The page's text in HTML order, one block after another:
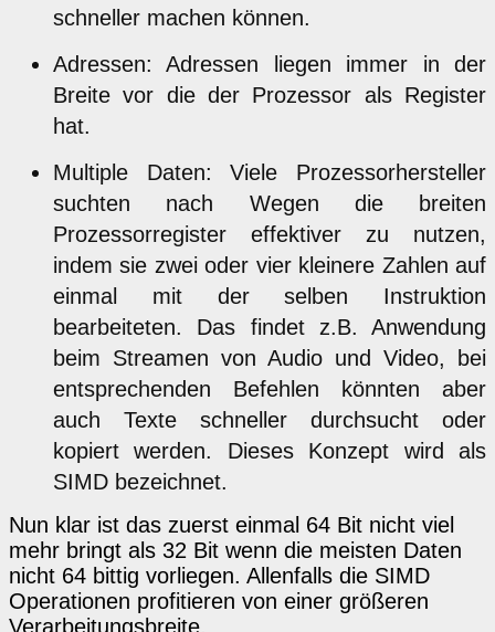
schneller machen können.
Adressen: Adressen liegen immer in der
Breite vor die der Prozessor als Register
hat.
Multiple Daten: Viele Prozessorhersteller
suchten nach Wegen die breiten
Prozessorregister effektiver zu nutzen,
indem sie zwei oder vier kleinere Zahlen auf
einmal mit der selben Instruktion
bearbeiteten. Das findet z.B. Anwendung
beim Streamen von Audio und Video, bei
entsprechenden Befehlen könnten aber
auch Texte schneller durchsucht oder
kopiert werden. Dieses Konzept wird als
SIMD bezeichnet.
Nun klar ist das zuerst einmal 64 Bit nicht viel
mehr bringt als 32 Bit wenn die meisten Daten
nicht 64 bittig vorliegen. Allenfalls die SIMD
Operationen profitieren von einer größeren
Verarbeitungsbreite.